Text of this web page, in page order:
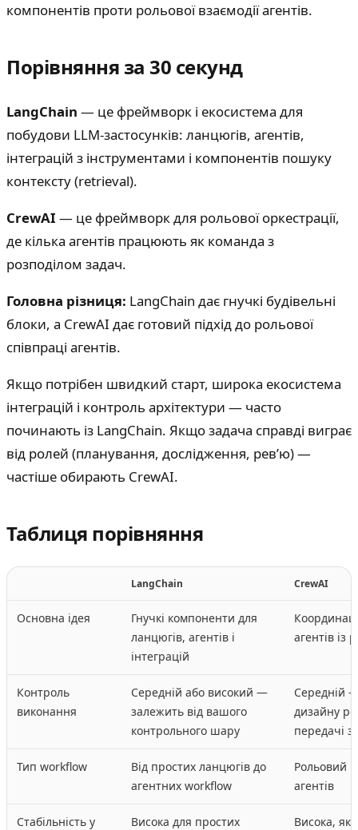
компонентів проти рольової взаємодії агентів.
Порівняння за 30 секунд
LangChain — це фреймворк і екосистема для
побудови LLM-застосунків: ланцюгів, агентів,
інтеграцій з інструментами і компонентів пошуку
контексту (retrieval).
CrewAI — це фреймворк для рольової оркестрації,
де кілька агентів працюють як команда з
розподілом задач.
Головна різниця: LangChain дає гнучкі будівельні
блоки, а CrewAI дає готовий підхід до рольової
співпраці агентів.
Якщо потрібен швидкий старт, широка екосистема
інтеграцій і контроль архітектури — часто
починають із LangChain. Якщо задача справді виграє
від ролей (планування, дослідження, ревʼю) —
частіше обирають CrewAI.
Таблиця порівняння
LangChain CrewAI
Основна ідея
Гнучкі компоненти для
ланцюгів, агентів і
інтеграцій
агентів із
Контроль
виконання
Середній або високий —
залежить від вашого
контрольного шару
Середній
дизайну
передачі
Тип workflow
Від простих ланцюгів до
агентних workflow
Рольовий
агентів
Стабільність у
Висока для простих
Висока,